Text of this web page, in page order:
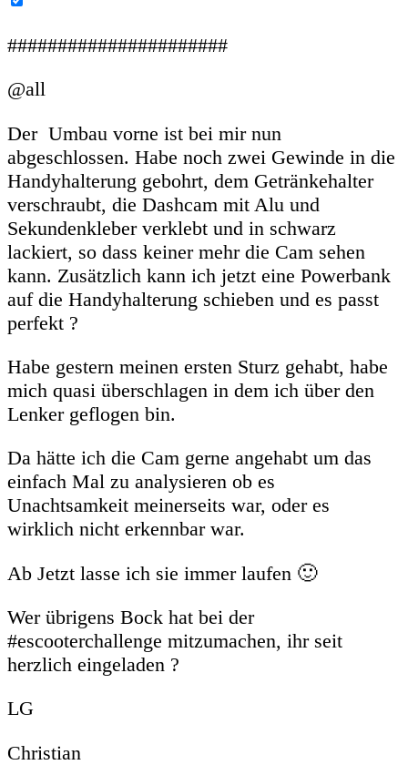
######################
@all
Der Umbau vorne ist bei mir nun
abgeschlossen. Habe noch zwei Gewinde in die
Handyhalterung gebohrt, dem Getränkehalter
verschraubt, die Dashcam mit Alu und
Sekundenkleber verklebt und in schwarz
lackiert, so dass keiner mehr die Cam sehen
kann. Zusätzlich kann ich jetzt eine Powerbank
auf die Handyhalterung schieben und es passt
perfekt ?
Habe gestern meinen ersten Sturz gehabt, habe
mich quasi überschlagen in dem ich über den
Lenker geflogen bin.
Da hätte ich die Cam gerne angehabt um das
einfach Mal zu analysieren ob es
Unachtsamkeit meinerseits war, oder es
wirklich nicht erkennbar war.
Ab Jetzt lasse ich sie immer laufen 🙂
Wer übrigens Bock hat bei der
#escooterchallenge mitzumachen, ihr seit
herzlich eingeladen ?
LG
Christian